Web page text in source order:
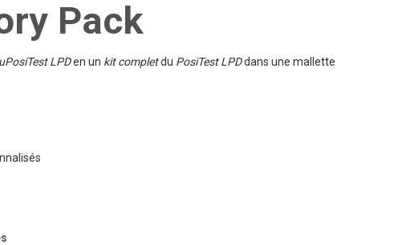
Pack
LPDen un kit completdu PosiTest LPDdans une mallette